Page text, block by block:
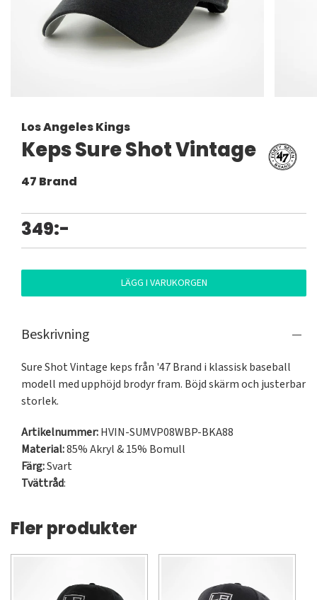
Los Angeles Kings
Keps Sure Shot Vintage
47 Brand
349:-
LÄGG I VARUKORGEN
Beskrivning
Sure Shot Vintage keps från '47 Brand i klassisk baseball
modell med upphöjd brodyr fram. Böjd skärm och justerbar
storlek.
Artikelnummer:HVIN-SUMVP08WBP-BKA88
Material:85% Akryl & 15% Bomull
Färg:Svart
Tvättråd:
Fler produkter